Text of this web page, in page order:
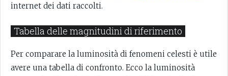
internet dei dati raccolti.
Tabella delle magnitudini di riferimento
Per comparare la luminosità di fenomeni celesti è utile
avere una tabella di confronto. Ecco la luminosità